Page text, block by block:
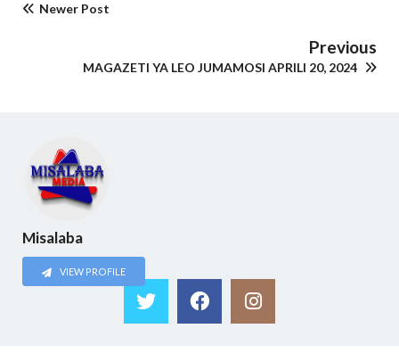
Newer Post
Previous
MAGAZETI YA LEO JUMAMOSI APRILI 20, 2024
Misalaba
VIEW PROFILE